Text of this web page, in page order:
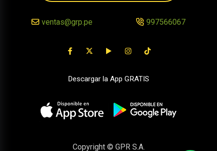
ventas@grp.pe 997566067
Descargar la App GRATIS
Copyright © GPR S.A.